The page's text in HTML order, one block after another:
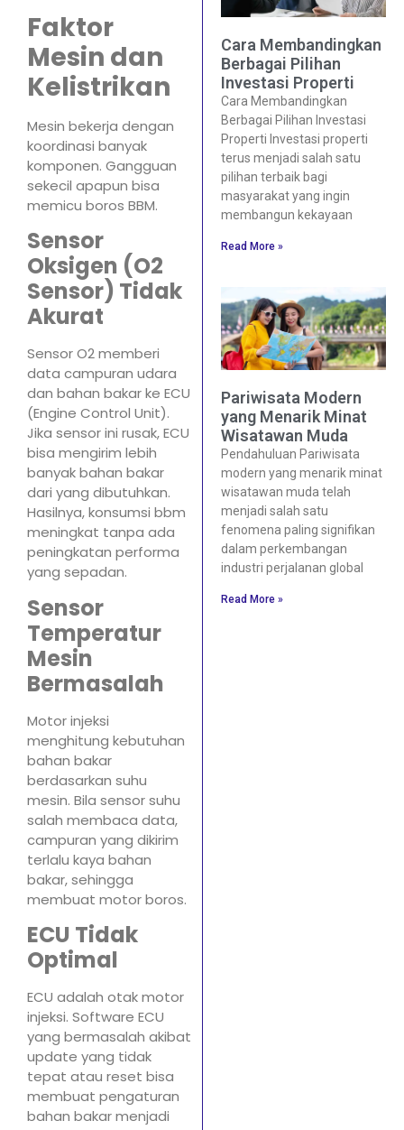
Faktor
Mesin dan
Kelistrikan
Mesin bekerja dengan
koordinasi banyak
komponen. Gangguan
sekecil apapun bisa
memicu boros BBM.
Sensor
Oksigen (O2
Sensor) Tidak
Akurat
Sensor O2 memberi
data campuran udara
dan bahan bakar ke ECU
(Engine Control Unit).
Jika sensor ini rusak, ECU
bisa mengirim lebih
banyak bahan bakar
dari yang dibutuhkan.
Hasilnya, konsumsi bbm
meningkat tanpa ada
peningkatan performa
yang sepadan.
Sensor
Temperatur
Mesin
Bermasalah
Motor injeksi
menghitung kebutuhan
bahan bakar
berdasarkan suhu
mesin. Bila sensor suhu
salah membaca data,
campuran yang dikirim
terlalu kaya bahan
bakar, sehingga
membuat motor boros.
ECU Tidak
Optimal
ECU adalah otak motor
injeksi. Software ECU
yang bermasalah akibat
update yang tidak
tepat atau reset bisa
membuat pengaturan
bahan bakar menjadi
Cara Membandingkan
Berbagai Pilihan
Investasi Properti
Cara Membandingkan
Berbagai Pilihan Investasi
Properti Investasi properti
terus menjadi salah satu
pilihan terbaik bagi
masyarakat yang ingin
membangun kekayaan
Read More »
Pariwisata Modern
yang Menarik Minat
Wisatawan Muda
Pendahuluan Pariwisata
modern yang menarik minat
wisatawan muda telah
menjadi salah satu
fenomena paling signifikan
dalam perkembangan
industri perjalanan global
Read More »